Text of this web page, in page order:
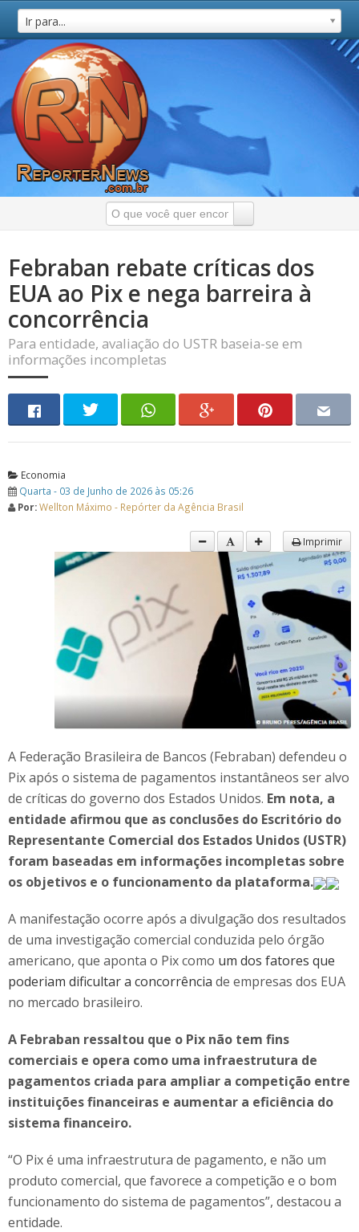
Ir para...
Febraban rebate críticas dos
EUA ao Pix e nega barreira à
concorrência
Para entidade, avaliação do USTR baseia-se em
informações incompletas
Economia
Quarta - 03 de Junho de 2026 às 05:26
Por:Wellton Máximo - Repórter da Agência Brasil
Imprimir
A Federação Brasileira de Bancos (Febraban) defendeu o
Pix após o sistema de pagamentos instantâneos ser alvo
de críticas do governo dos Estados Unidos. Em nota, a
entidade afirmou que as conclusões do Escritório do
Representante Comercial dos Estados Unidos (USTR)
foram baseadas em informações incompletas sobre
os objetivos e o funcionamento da plataforma.
A manifestação ocorre após a divulgação dos resultados
de uma investigação comercial conduzida pelo órgão
americano, que aponta o Pix como um dos fatores que
poderiam dificultar a concorrência de empresas dos EUA
no mercado brasileiro.
A Febraban ressaltou que o Pix não tem fins
comerciais e opera como uma infraestrutura de
pagamentos criada para ampliar a competição entre
instituições financeiras e aumentar a eficiência do
sistema financeiro.
“O Pix é uma infraestrutura de pagamento, e não um
produto comercial, que favorece a competição e o bom
funcionamento do sistema de pagamentos”, destacou a
entidade.